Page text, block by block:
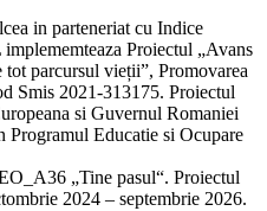
in parteneriat cu Indice
Proiectul „Avans
parcursul vieții”, Promovarea
Smis 2021-313175. Proiectul
si Guvernul Romaniei
Educatie si Ocupare
„Tine pasul“. Proiectul
2024 – septembrie 2026.